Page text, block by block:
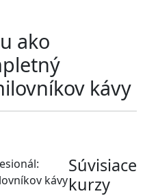
ako
kávy
Súvisiace
kurzy